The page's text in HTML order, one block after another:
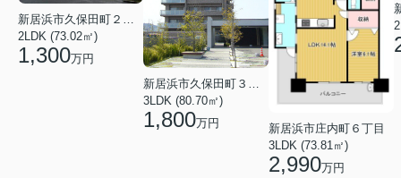
2LDK (73.02㎡)
1,300万円
新居浜市久保田町３丁目
3LDK (80.70㎡)
1,800万円
新居浜市庄内町６丁目
3LDK (73.81㎡)
2,990万円